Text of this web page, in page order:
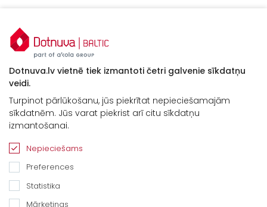
Dotnuva.lv vietnē tiek izmantoti četri galvenie sīkdatņu
veidi.
Turpinot pārlūkošanu, jūs piekrītat nepieciešamajām
sīkdatnēm. Jūs varat piekrist arī citu sīkdatņu
izmantošanai.
Nepieciešams
Preferences
Statistika
Mārketings